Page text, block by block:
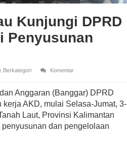
Kunjungi DPRD
Penyusunan
Berkategori
Komentar
Anggaran (Banggar) DPRD
AKD, mulai Selasa-Jumat, 3-
Laut, Provinsi Kalimantan
dan pengelolaan